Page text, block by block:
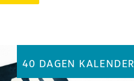
40 DAGEN KALENDER